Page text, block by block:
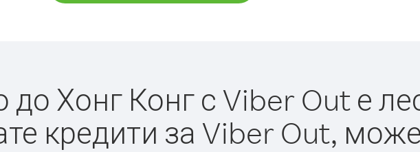
Хонг Конг с Viber Out е
кредити за Viber Out,